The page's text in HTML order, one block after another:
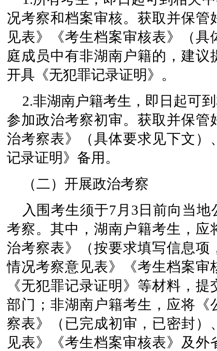
况考察和档案审核。获取并保
见表》《考生档案审核表》（
庭成员中有非湖南户籍的，建
开具《无犯罪记录证明》。
2.非湖南户籍考生，即日起可
参加政治考察初审。获取并保
治考察表》（具体要求见下文
记录证明》备用。
（二）开展政治考察
入围考生须于7月3日前向当
考察。其中，湖南户籍考生，
治考察表》（按要求填写信息
情况考察意见表》《考生档案
《无犯罪记录证明》等材料，
部门；非湖南户籍考生，应将
察表》（已完成初审，已密封
见表》《考生档案审核表》及